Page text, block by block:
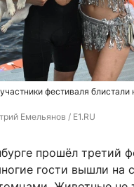
фестиваля блистали
Емельянов / E1.RU
прошёл третий
гости вышли на